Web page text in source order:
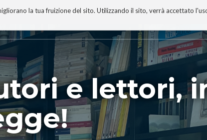
la tua fruizione del sito. Utilizzando il sito, verrà accettato
I MIEI LIBRI PROGETTO
e lettori,